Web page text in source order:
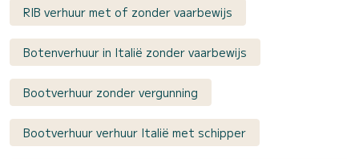
RIB verhuur met of zonder vaarbewijs
Botenverhuur in Italië zonder vaarbewijs
Bootverhuur zonder vergunning
Bootverhuur verhuur Italië met schipper